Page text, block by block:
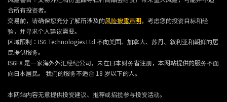
合所有投资者。
交易前，请确保您充分了解所涉及的风险披露声明，考虑您的投资目标和经
验，并寻求个人建议需要。
区域限制：IS6 Technologies Ltd 不向美国、加拿大、苏丹、叙利亚和朝鲜的居
民提供服务。
IS6FX 是一家海外外汇经纪公司，未在日本财务省注册，本网站提供的服务不面
向日本居民。 我们的服务不适合 18 岁以下的人。
本网站内容无意提供投资建议、推荐或招揽参与投资活动。